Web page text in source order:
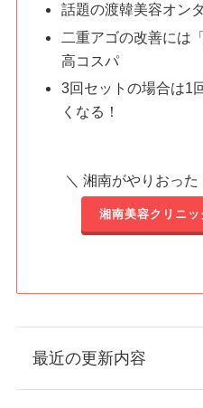
話題の渡韓美容オン
二重アゴの改善には
高コスパ
3回セットの場合は1
くなる！
＼ 湘南がやりおっ
湘南美容クリニ
最近の更新内容